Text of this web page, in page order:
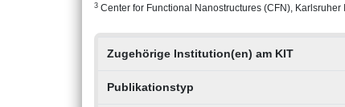
3 Center for Functional Nanostructures (CFN), Karlsruher
Zugehörige Institution(en) am KIT
Publikationstyp